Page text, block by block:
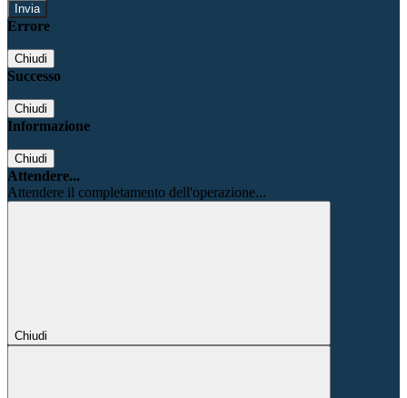
Errore
Chiudi
Successo
Chiudi
Informazione
Chiudi
Attendere...
Attendere il completamento dell'operazione...
Chiudi